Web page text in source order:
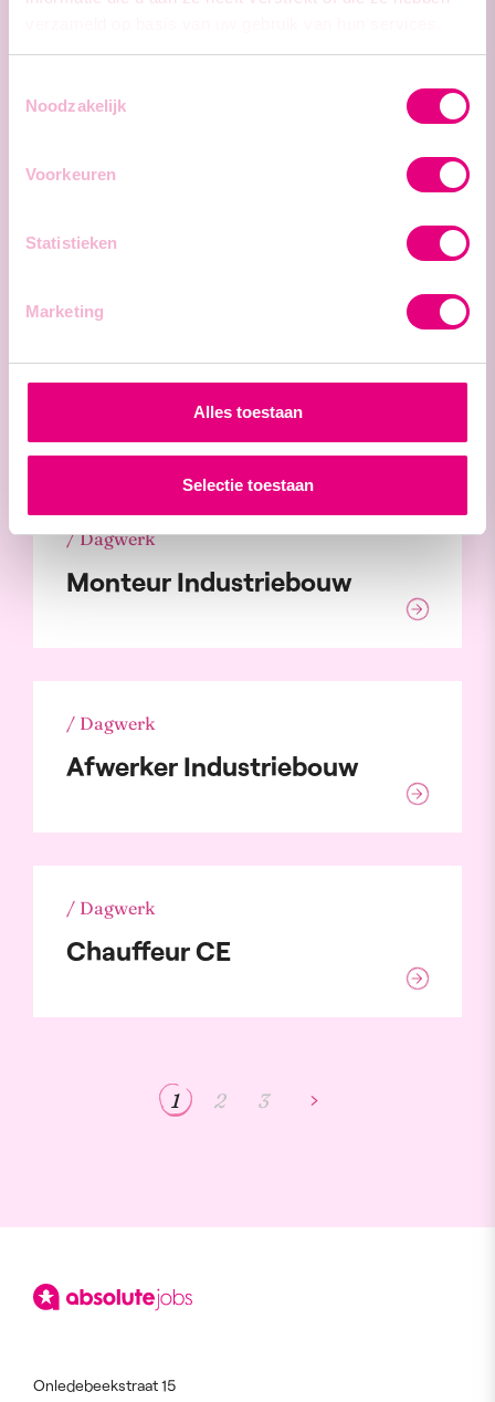
Noodzakelijk
Voorkeuren
Statistieken
Marketing
Alles toestaan
Selectie toestaan
Ieper / Dagwerk
/ Dagwerk
Monteur Industriebouw
/ Dagwerk
Afwerker Industriebouw
/ Dagwerk
Chauffeur CE
1 2 3
Onledebeekstraat 15